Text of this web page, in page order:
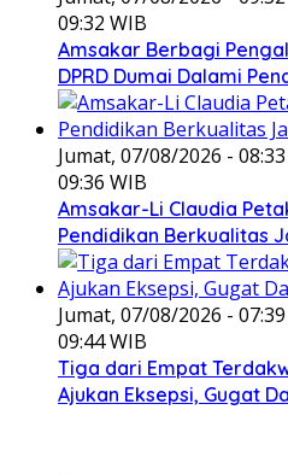
09:32 WIB
Amsakar Berbagi
DPRD Dumai Dalami
Jumat, 07/08/2026 -
09:36 WIB
Amsakar-Li Claudia
Pendidikan Berkualitas
Jumat, 07/08/2026 -
09:44 WIB
Tiga dari Empat
Ajukan Eksepsi, Gugat